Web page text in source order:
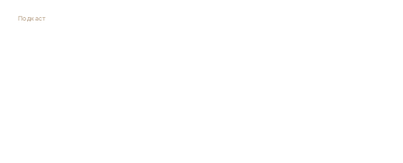
Подкаст